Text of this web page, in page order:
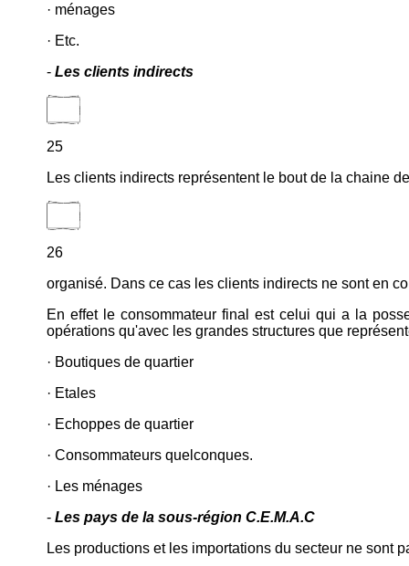
· ménages
· Etc.
- Les clients indirects
25
Les clients indirects représentent le bout de la chaine
26
organisé. Dans ce cas les clients indirects ne sont en
En effet le consommateur final est celui qui a la
opérations qu'avec les grandes structures que
· Boutiques de quartier
· Etales
· Echoppes de quartier
· Consommateurs quelconques.
· Les ménages
- Les pays de la sous-région C.E.M.A.C
Les productions et les importations du secteur ne sont